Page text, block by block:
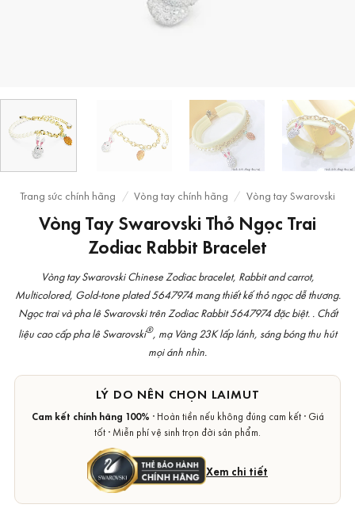
Trang sức chính hãng / Vòng tay chính hãng / Vòng tay Swarovski
Vòng Tay Swarovski Thỏ Ngọc Trai
Zodiac Rabbit Bracelet
Vòng tay Swarovski Chinese Zodiac bracelet, Rabbit and carrot,
Multicolored, Gold-tone plated 5647974 mang thiết kế thỏ ngọc dễ thương.
Ngọc trai và pha lê Swarovski trên Zodiac Rabbit 5647974 đặc biệt. . Chất
liệu cao cấp pha lê Swarovski®, mạ Vàng 23K lấp lánh, sáng bóng thu hút
mọi ánh nhìn.
LÝ DO NÊN CHỌN LAIMUT
Cam kết chính hãng 100% · Hoàn tiền nếu không đúng cam kết · Giá
tốt · Miễn phí vệ sinh trọn đời sản phẩm.
Xem chi tiết